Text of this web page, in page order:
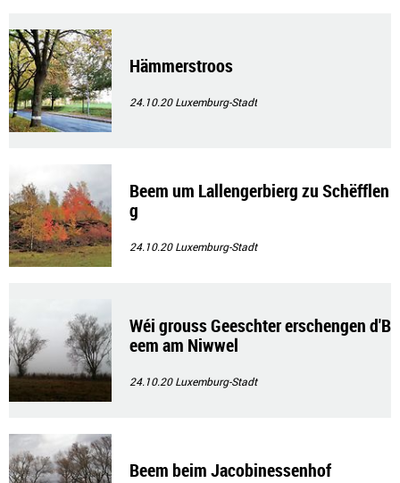
Hämmerstroos
24.10.20Luxemburg-Stadt
Beem um Lallengerbierg zu Schëfflen
g
24.10.20Luxemburg-Stadt
Wéi grouss Geeschter erschengen d'B
eem am Niwwel
24.10.20Luxemburg-Stadt
Beem beim Jacobinessenhof